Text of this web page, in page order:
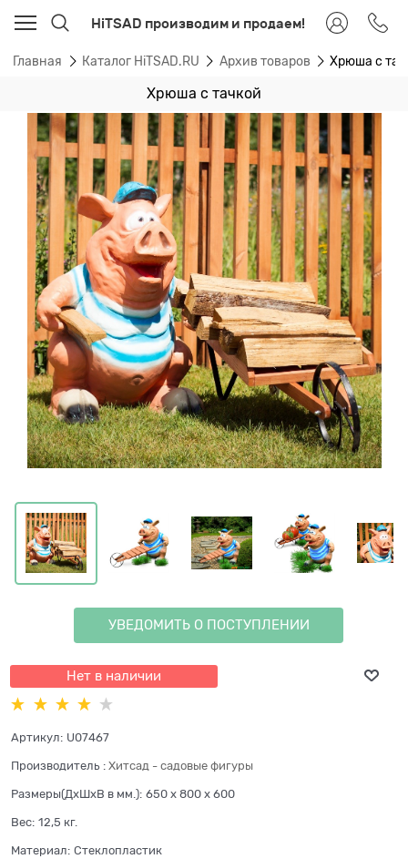
HiTSAD производим и продаем!
Главная Каталог HiTSAD.RU Архив товаров Хрюша с
Хрюша с тачкой
УВЕДОМИТЬ О ПОСТУПЛЕНИИ
Нет в наличии
Артикул: U07467
Производитель : Хитсад - садовые фигуры
Размеры(ДхШхВ в мм.): 650 x 800 x 600
Вес: 12,5 кг.
Материал: Стеклопластик